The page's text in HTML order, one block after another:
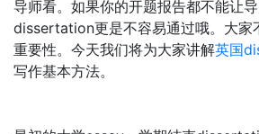
导师看。如果你的开题报告都不能让
dissertation更是不容易通过哦。大家
重要性。今天我们将为大家讲解英国
写作基本方法。